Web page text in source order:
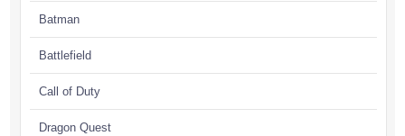
Batman
Battlefield
Call of Duty
Dragon Quest